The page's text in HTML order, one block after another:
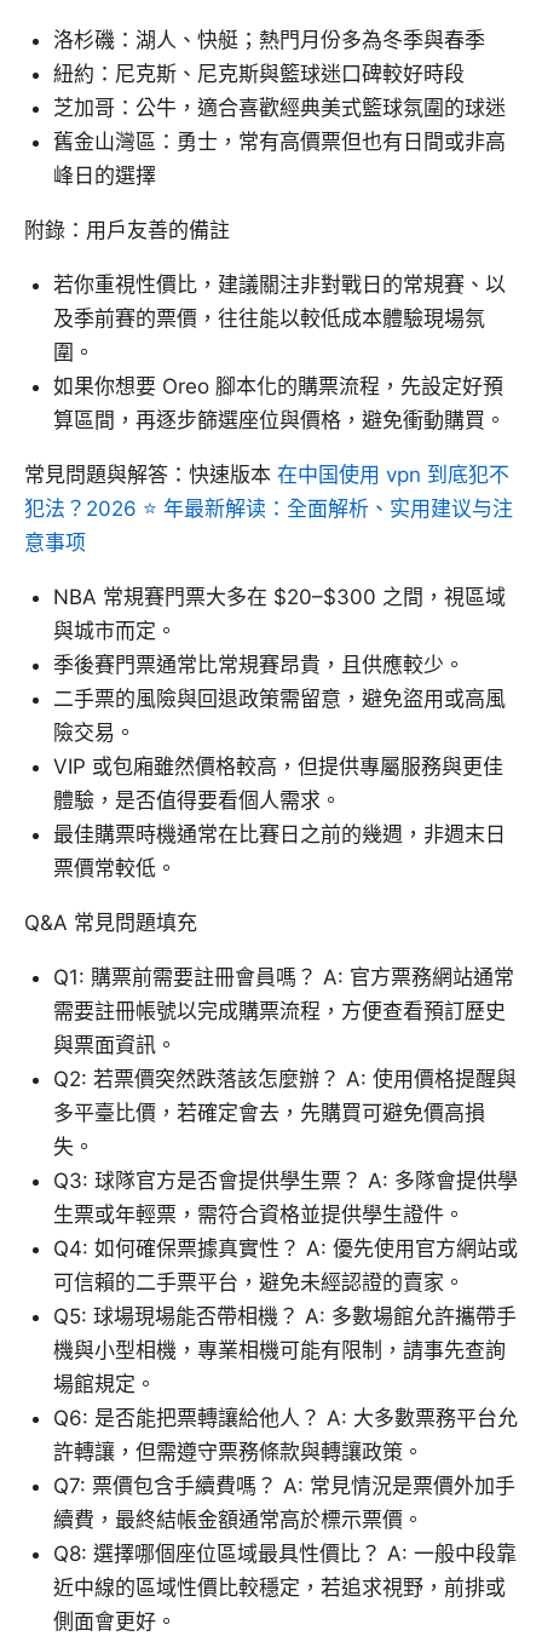
洛杉磯：湖人、快艇；熱門月份多為冬季與春季
紐約：尼克斯、尼克斯與籃球迷口碑較好時段
芝加哥：公牛，適合喜歡經典美式籃球氛圍的球迷
舊金山灣區：勇士，常有高價票但也有日間或非高
峰日的選擇
附錄：用戶友善的備註
若你重視性價比，建議關注非對戰日的常規賽、以
及季前賽的票價，往往能以較低成本體驗現場氛
圍。
如果你想要 Oreo 腳本化的購票流程，先設定好預
算區間，再逐步篩選座位與價格，避免衝動購買。
常見問題與解答：快速版本 在中国使用 vpn 到底犯不
犯法？2026 ⭐ 年最新解读：全面解析、实用建议与注
意事项
NBA 常規賽門票大多在 $20–$300 之間，視區域
與城市而定。
季後賽門票通常比常規賽昂貴，且供應較少。
二手票的風險與回退政策需留意，避免盜用或高風
險交易。
VIP 或包廂雖然價格較高，但提供專屬服務與更佳
體驗，是否值得要看個人需求。
最佳購票時機通常在比賽日之前的幾週，非週末日
票價常較低。
Q&A 常見問題填充
Q1: 購票前需要註冊會員嗎？ A: 官方票務網站通常
需要註冊帳號以完成購票流程，方便查看預訂歷史
與票面資訊。
Q2: 若票價突然跌落該怎麼辦？ A: 使用價格提醒與
多平臺比價，若確定會去，先購買可避免價高損
失。
Q3: 球隊官方是否會提供學生票？ A: 多隊會提供學
生票或年輕票，需符合資格並提供學生證件。
Q4: 如何確保票據真實性？ A: 優先使用官方網站或
可信賴的二手票平台，避免未經認證的賣家。
Q5: 球場現場能否帶相機？ A: 多數場館允許攜帶手
機與小型相機，專業相機可能有限制，請事先查詢
場館規定。
Q6: 是否能把票轉讓給他人？ A: 大多數票務平台允
許轉讓，但需遵守票務條款與轉讓政策。
Q7: 票價包含手續費嗎？ A: 常見情況是票價外加手
續費，最終結帳金額通常高於標示票價。
Q8: 選擇哪個座位區域最具性價比？ A: 一般中段靠
近中線的區域性價比較穩定，若追求視野，前排或
側面會更好。